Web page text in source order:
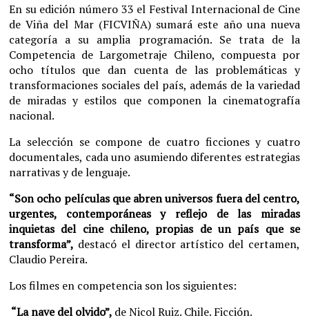
En su edición número 33 el Festival Internacional de Cine
de Viña del Mar (FICVIÑA) sumará este año una nueva
categoría a su amplia programación. Se trata de la
Competencia de Largometraje Chileno, compuesta por
ocho títulos que dan cuenta de las problemáticas y
transformaciones sociales del país, además de la variedad
de miradas y estilos que componen la cinematografía
nacional.
La selección se compone de cuatro ficciones y cuatro
documentales, cada uno asumiendo diferentes estrategias
narrativas y de lenguaje.
“Son ocho películas que abren universos fuera del centro,
urgentes, contemporáneas y reflejo de las miradas
inquietas del cine chileno, propias de un país que se
transforma”, destacó el director artístico del certamen,
Claudio Pereira.
Los filmes en competencia son los siguientes:
“La nave del olvido”, de Nicol Ruiz. Chile. Ficción.